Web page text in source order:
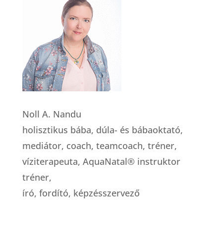
Noll A. Nandu
holisztikus bába, dúla- és bábaoktató,
mediátor, coach, teamcoach, tréner,
víziterapeuta, AquaNatal® instruktor
tréner,
író, fordító, képzésszervező